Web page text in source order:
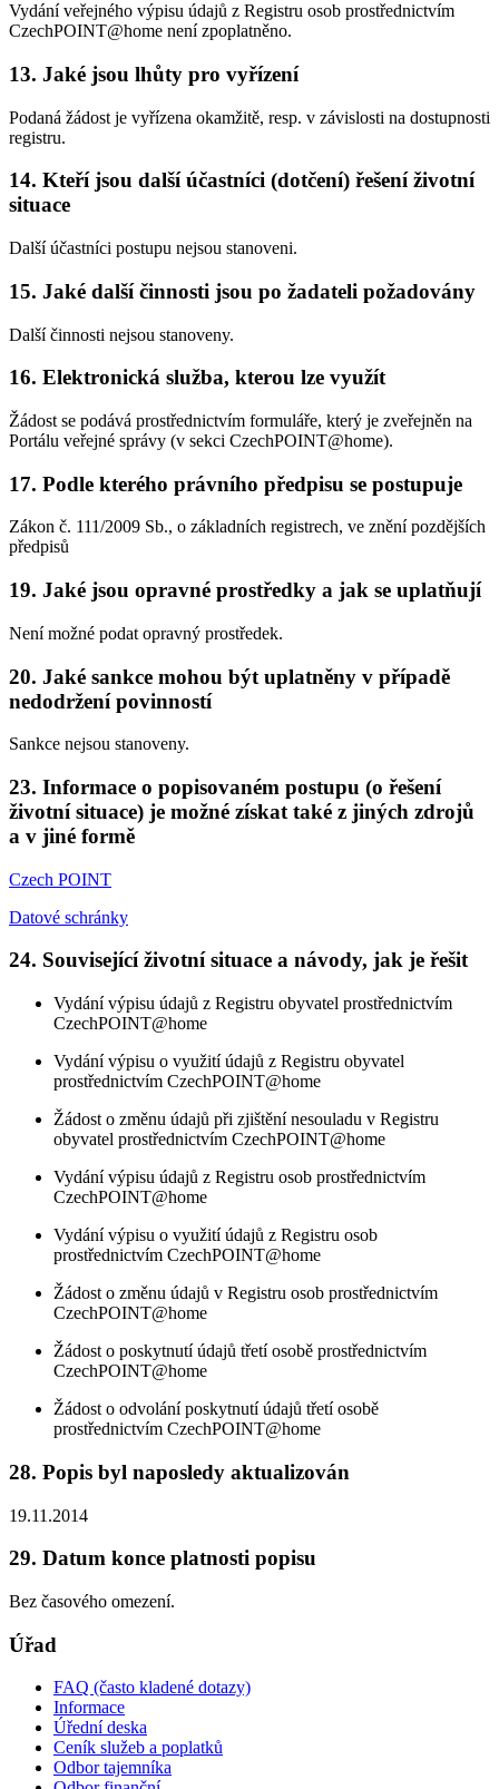
Vydání veřejného výpisu údajů z Registru osob prostřednictvím
CzechPOINT@home není zpoplatněno.
13. Jaké jsou lhůty pro vyřízení
Podaná žádost je vyřízena okamžitě, resp. v závislosti na dostupnosti
registru.
14. Kteří jsou další účastníci (dotčení) řešení životní
situace
Další účastníci postupu nejsou stanoveni.
15. Jaké další činnosti jsou po žadateli požadovány
Další činnosti nejsou stanoveny.
16. Elektronická služba, kterou lze využít
Žádost se podává prostřednictvím formuláře, který je zveřejněn na
Portálu veřejné správy (v sekci CzechPOINT@home).
17. Podle kterého právního předpisu se postupuje
Zákon č. 111/2009 Sb., o základních registrech, ve znění pozdějších
předpisů
19. Jaké jsou opravné prostředky a jak se uplatňují
Není možné podat opravný prostředek.
20. Jaké sankce mohou být uplatněny v případě
nedodržení povinností
Sankce nejsou stanoveny.
23. Informace o popisovaném postupu (o řešení
životní situace) je možné získat také z jiných zdrojů
a v jiné formě
Czech POINT
Datové schránky
24. Související životní situace a návody, jak je řešit
Vydání výpisu údajů z Registru obyvatel prostřednictvím
CzechPOINT@home
Vydání výpisu o využití údajů z Registru obyvatel
prostřednictvím CzechPOINT@home
Žádost o změnu údajů při zjištění nesouladu v Registru
obyvatel prostřednictvím CzechPOINT@home
Vydání výpisu údajů z Registru osob prostřednictvím
CzechPOINT@home
Vydání výpisu o využití údajů z Registru osob
prostřednictvím CzechPOINT@home
Žádost o změnu údajů v Registru osob prostřednictvím
CzechPOINT@home
Žádost o poskytnutí údajů třetí osobě prostřednictvím
CzechPOINT@home
Žádost o odvolání poskytnutí údajů třetí osobě
prostřednictvím CzechPOINT@home
28. Popis byl naposledy aktualizován
19.11.2014
29. Datum konce platnosti popisu
Bez časového omezení.
Úřad
FAQ (často kladené dotazy)
Informace
Úřední deska
Ceník služeb a poplatků
Odbor tajemníka